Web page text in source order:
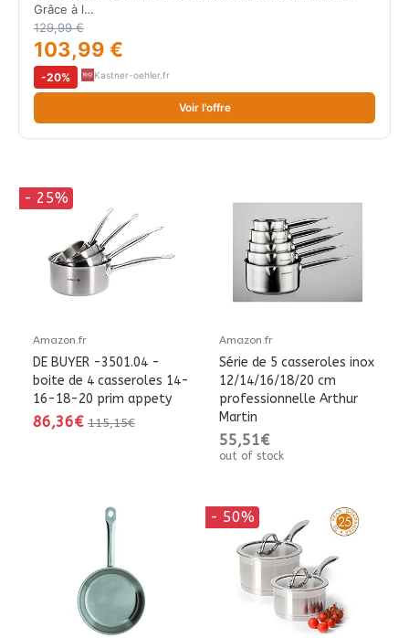
Grâce à l…
129,99 €
103,99 €
-20% Kastner-oehler.fr
Voir l'offre
- 25%
Amazon.fr
DE BUYER -3501.04 -
boite de 4 casseroles 14-
16-18-20 prim appety
86,36€ 115,15€
Amazon.fr
Série de 5 casseroles inox
12/14/16/18/20 cm
professionnelle Arthur
Martin
55,51€
out of stock
- 50%